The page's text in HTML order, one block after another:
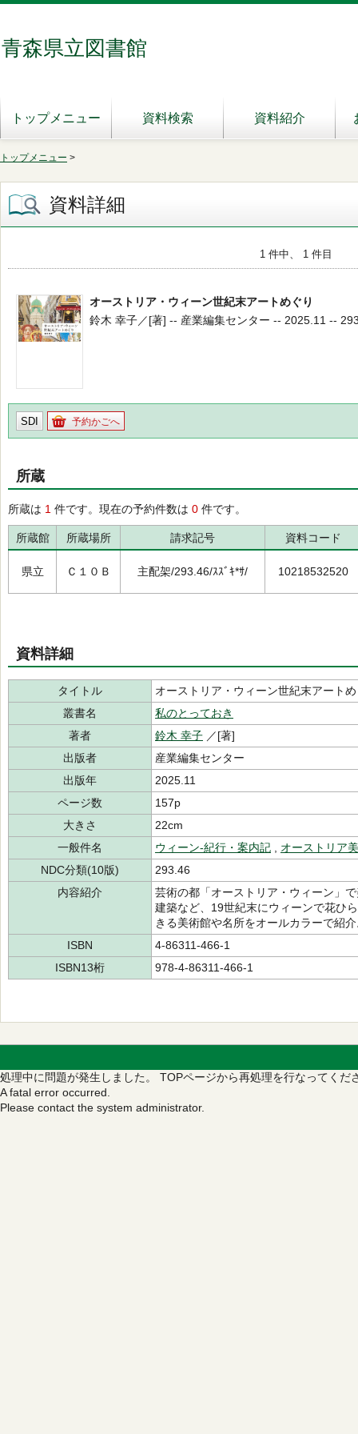
青森県立図書館
トップメニュー 資料検索 資料紹介
トップメニュー >
資料詳細
1 件中、 1 件目
オーストリア・ウィーン世紀末アートめぐり
鈴木 幸子／[著] -- 産業編集センター -- 2025.11 --
SDI 予約かごへ
所蔵
所蔵は 1 件です。現在の予約件数は 0 件です。
所蔵館 所蔵場所 請求記号 資料コード
県立 Ｃ１０Ｂ 主配架/293.46/ｽｽﾞｷ*ｻ/ 10218532520
資料詳細
タイトル
オーストリア・ウィーン世紀末アート
叢書名
私のとっておき
著者
鈴木 幸子 ／[著]
出版者
産業編集センター
出版年
2025.11
ページ数
157p
大きさ
22cm
一般件名
ウィーン-紀行・案内記
オーストリア
NDC分類(10版)
293.46
内容紹介
芸術の都「オーストリア・ウィーン」
建築など、19世紀末にウィーンで花ひ
きる美術館や名所をオールカラーで紹
ISBN
4-86311-466-1
ISBN13桁
978-4-86311-466-1
処理中に問題が発生しました。 TOPページから再処理を行なってくだ
A fatal error occurred.
Please contact the system administrator.